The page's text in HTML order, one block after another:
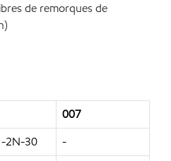
de remorques de
007
2N-30
-